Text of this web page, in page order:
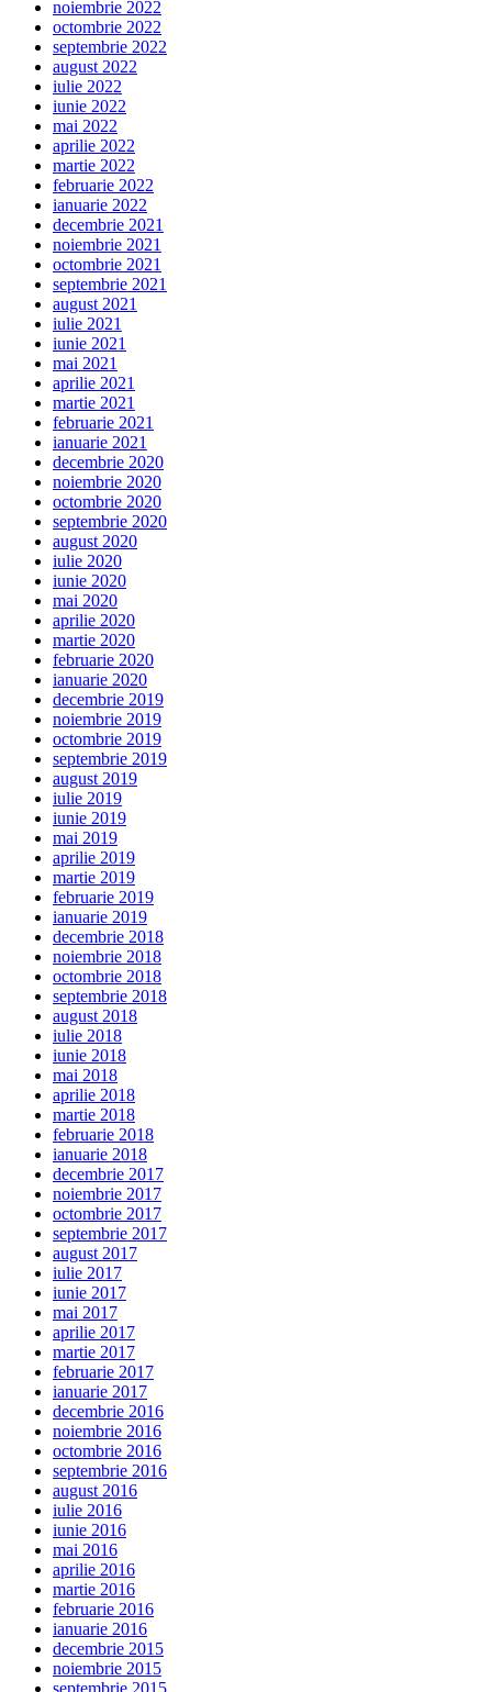
noiembrie 2022
octombrie 2022
septembrie 2022
august 2022
iulie 2022
iunie 2022
mai 2022
aprilie 2022
martie 2022
februarie 2022
ianuarie 2022
decembrie 2021
noiembrie 2021
octombrie 2021
septembrie 2021
august 2021
iulie 2021
iunie 2021
mai 2021
aprilie 2021
martie 2021
februarie 2021
ianuarie 2021
decembrie 2020
noiembrie 2020
octombrie 2020
septembrie 2020
august 2020
iulie 2020
iunie 2020
mai 2020
aprilie 2020
martie 2020
februarie 2020
ianuarie 2020
decembrie 2019
noiembrie 2019
octombrie 2019
septembrie 2019
august 2019
iulie 2019
iunie 2019
mai 2019
aprilie 2019
martie 2019
februarie 2019
ianuarie 2019
decembrie 2018
noiembrie 2018
octombrie 2018
septembrie 2018
august 2018
iulie 2018
iunie 2018
mai 2018
aprilie 2018
martie 2018
februarie 2018
ianuarie 2018
decembrie 2017
noiembrie 2017
octombrie 2017
septembrie 2017
august 2017
iulie 2017
iunie 2017
mai 2017
aprilie 2017
martie 2017
februarie 2017
ianuarie 2017
decembrie 2016
noiembrie 2016
octombrie 2016
septembrie 2016
august 2016
iulie 2016
iunie 2016
mai 2016
aprilie 2016
martie 2016
februarie 2016
ianuarie 2016
decembrie 2015
noiembrie 2015
septembrie 2015